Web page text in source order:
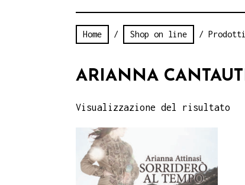
Home / Shop on line /
ARIANNA
Visualizzazione del risultato